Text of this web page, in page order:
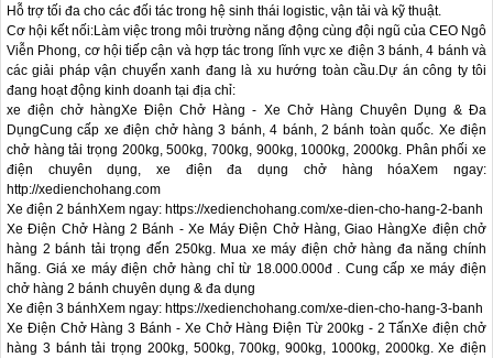
Hỗ trợ tối đa cho các đối tác trong hệ sinh thái logistic, vận tải và kỹ thuật.
Cơ hội kết nối:Làm việc trong môi trường năng động cùng đội ngũ của CEO Ngô
Viễn Phong, cơ hội tiếp cận và hợp tác trong lĩnh vực xe điện 3 bánh, 4 bánh và
các giải pháp vận chuyển xanh đang là xu hướng toàn cầu.Dự án công ty tôi
đang hoạt động kinh doanh tại địa chỉ:
xe điện chở hàngXe Điện Chở Hàng - Xe Chở Hàng Chuyên Dụng & Đa
DụngCung cấp xe điện chở hàng 3 bánh, 4 bánh, 2 bánh toàn quốc. Xe điện
chở hàng tải trọng 200kg, 500kg, 700kg, 900kg, 1000kg, 2000kg. Phân phối xe
điện chuyên dụng, xe điện đa dụng chở hàng hóaXem ngay:
http://xedienchohang.com
Xe điện 2 bánhXem ngay: https://xedienchohang.com/xe-dien-cho-hang-2-banh
Xe Điện Chở Hàng 2 Bánh - Xe Máy Điện Chở Hàng, Giao HàngXe điện chở
hàng 2 bánh tải trọng đến 250kg. Mua xe máy điện chở hàng đa năng chính
hãng. Giá xe máy điện chở hàng chỉ từ 18.000.000đ . Cung cấp xe máy điện
chở hàng 2 bánh chuyên dụng & đa dụng
Xe điện 3 bánhXem ngay: https://xedienchohang.com/xe-dien-cho-hang-3-banh
Xe Điện Chở Hàng 3 Bánh - Xe Chở Hàng Điện Từ 200kg - 2 TấnXe điện chở
hàng 3 bánh tải trọng 200kg, 500kg, 700kg, 900kg, 1000kg, 2000kg. Xe điện